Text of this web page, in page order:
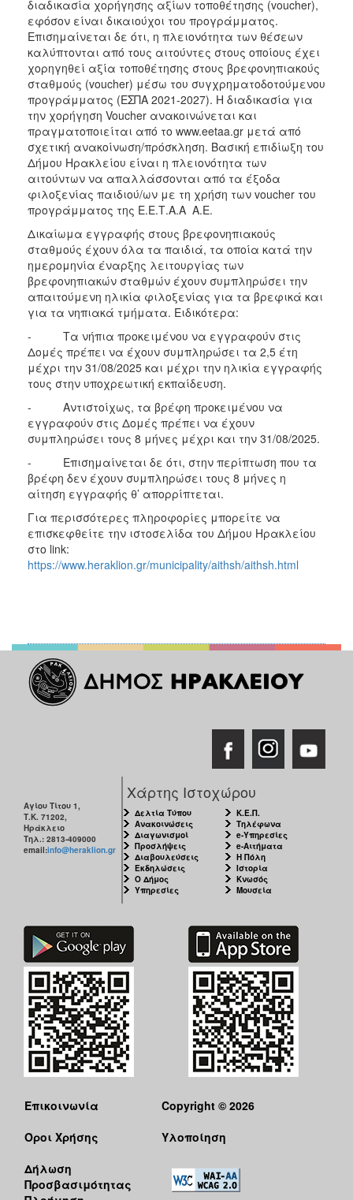
διαδικασία χορήγησης αξίων τοποθέτησης (voucher),
εφόσον είναι δικαιούχοι του προγράμματος.
Επισημαίνεται δε ότι, η πλειονότητα των θέσεων
καλύπτονται από τους αιτούντες στους οποίους έχει
χορηγηθεί αξία τοποθέτησης στους βρεφονηπιακούς
σταθμούς (voucher) μέσω του συγχρηματοδοτούμενου
προγράμματος (ΕΣΠΑ 2021-2027). Η διαδικασία για
την χορήγηση Voucher ανακοινώνεται και
πραγματοποιείται από το www.eetaa.gr μετά από
σχετική ανακοίνωση/πρόσκληση. Βασική επιδίωξη του
Δήμου Ηρακλείου είναι η πλειονότητα των
αιτούντων να απαλλάσσονται από τα έξοδα
φιλοξενίας παιδιού/ων με τη χρήση των voucher του
προγράμματος της Ε.Ε.Τ.Α.Α Α.Ε.
Δικαίωμα εγγραφής στους βρεφονηπιακούς
σταθμούς έχουν όλα τα παιδιά, τα οποία κατά την
ημερομηνία έναρξης λειτουργίας των
βρεφονηπιακών σταθμών έχουν συμπληρώσει την
απαιτούμενη ηλικία φιλοξενίας για τα βρεφικά και
για τα νηπιακά τμήματα. Ειδικότερα:
- Τα νήπια προκειμένου να εγγραφούν στις
Δομές πρέπει να έχουν συμπληρώσει τα 2,5 έτη
μέχρι την 31/08/2025 και μέχρι την ηλικία εγγραφής
τους στην υποχρεωτική εκπαίδευση.
- Αντιστοίχως, τα βρέφη προκειμένου να
εγγραφούν στις Δομές πρέπει να έχουν
συμπληρώσει τους 8 μήνες μέχρι και την 31/08/2025.
- Επισημαίνεται δε ότι, στην περίπτωση που τα
βρέφη δεν έχουν συμπληρώσει τους 8 μήνες η
αίτηση εγγραφής θ’ απορρίπτεται.
Για περισσότερες πληροφορίες μπορείτε να
επισκεφθείτε την ιστοσελίδα του Δήμου Ηρακλείου
στο link:
https://www.heraklion.gr/municipality/aithsh/aithsh.html
Αγίου Τίτου 1,
Τ.Κ. 71202,
Ηράκλειο
Τηλ.: 2813-409000
email:info@heraklion.gr
Χάρτης Ιστοχώρου
Δελτία Τύπου
Ανακοινώσεις
Διαγωνισμοί
Προσλήψεις
Διαβουλεύσεις
Εκδηλώσεις
Ο Δήμος
Υπηρεσίες
Κ.Ε.Π.
Τηλέφωνα
e-Υπηρεσίες
e-Αιτήματα
Η Πόλη
Ιστορία
Κνωσός
Μουσεία
Επικοινωνία
Όροι Χρήσης
Δήλωση
Προσβασιμότητας
Copyright © 2026
Υλοποίηση